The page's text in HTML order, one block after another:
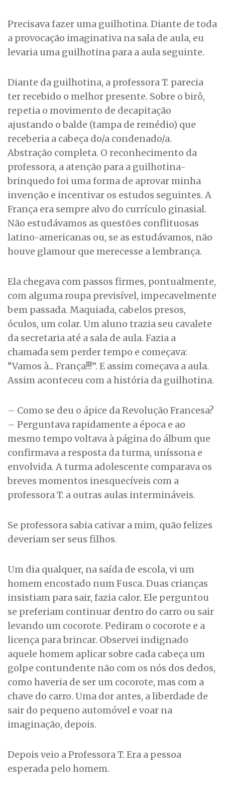
Precisava fazer uma guilhotina. Diante de toda
a provocação imaginativa na sala de aula, eu
levaria uma guilhotina para a aula seguinte.
Diante da guilhotina, a professora T. parecia
ter recebido o melhor presente. Sobre o birô,
repetia o movimento de decapitação
ajustando o balde (tampa de remédio) que
receberia a cabeça do/a condenado/a.
Abstração completa. O reconhecimento da
professora, a atenção para a guilhotina-
brinquedo foi uma forma de aprovar minha
invenção e incentivar os estudos seguintes. A
França era sempre alvo do currículo ginasial.
Não estudávamos as questões conflituosas
latino-americanas ou, se as estudávamos, não
houve glamour que merecesse a lembrança.
Ela chegava com passos firmes, pontualmente,
com alguma roupa previsível, impecavelmente
bem passada. Maquiada, cabelos presos,
óculos, um colar. Um aluno trazia seu cavalete
da secretaria até a sala de aula. Fazia a
chamada sem perder tempo e começava:
“Vamos à... França!!!”. E assim começava a aula.
Assim aconteceu com a história da guilhotina.
– Como se deu o ápice da Revolução Francesa?
– Perguntava rapidamente a época e ao
mesmo tempo voltava à página do álbum que
confirmava a resposta da turma, uníssona e
envolvida. A turma adolescente comparava os
breves momentos inesquecíveis com a
professora T. a outras aulas intermináveis.
Se professora sabia cativar a mim, quão felizes
deveriam ser seus filhos.
Um dia qualquer, na saída de escola, vi um
homem encostado num Fusca. Duas crianças
insistiam para sair, fazia calor. Ele perguntou
se preferiam continuar dentro do carro ou sair
levando um cocorote. Pediram o cocorote e a
licença para brincar. Observei indignado
aquele homem aplicar sobre cada cabeça um
golpe contundente não com os nós dos dedos,
como haveria de ser um cocorote, mas com a
chave do carro. Uma dor antes, a liberdade de
sair do pequeno automóvel e voar na
imaginação, depois.
Depois veio a Professora T. Era a pessoa
esperada pelo homem.